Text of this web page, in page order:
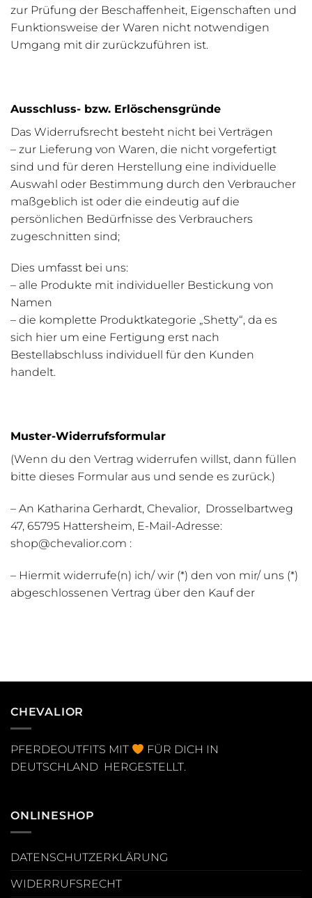
zur Prüfung der Beschaffenheit, Eigenschaften und
Funktionsweise der Waren nicht notwendigen
Umgang mit dir zurückzuführen ist.
Ausschluss- bzw. Erlöschensgründe
Das Widerrufsrecht besteht nicht bei Verträgen
– zur Lieferung von Waren, die nicht vorgefertigt
sind und für deren Herstellung eine individuelle
Auswahl oder Bestimmung durch den Verbraucher
maßgeblich ist oder die eindeutig auf die
persönlichen Bedürfnisse des Verbrauchers
zugeschnitten sind;
Dies umfasst bei uns:
– alle Produkte mit individueller Bestickung von
Namen
– die komplette Produktkategorie „Shetty“, da es
sich hier um eine Fertigung erst nach
Bestellabschluss individuell für den Kunden
handelt.
Muster-Widerrufsformular
(Wenn du den Vertrag widerrufen willst, dann füllen
bitte dieses Formular aus und sende es zurück.)
– An Katharina Gerhardt, Chevalior, Drosselbartweg
47, 65795 Hattersheim, E-Mail-Adresse:
shop@chevalior.com :
– Hiermit widerrufe(n) ich/ wir (*) den von mir/ uns (*)
abgeschlossenen Vertrag über den Kauf der
CHEVALIOR
PFERDEOUTFITS MIT
FÜR DICH IN
DEUTSCHLAND HERGESTELLT.
ONLINESHOP
DATENSCHUTZERKLÄRUNG
WIDERRUFSRECHT